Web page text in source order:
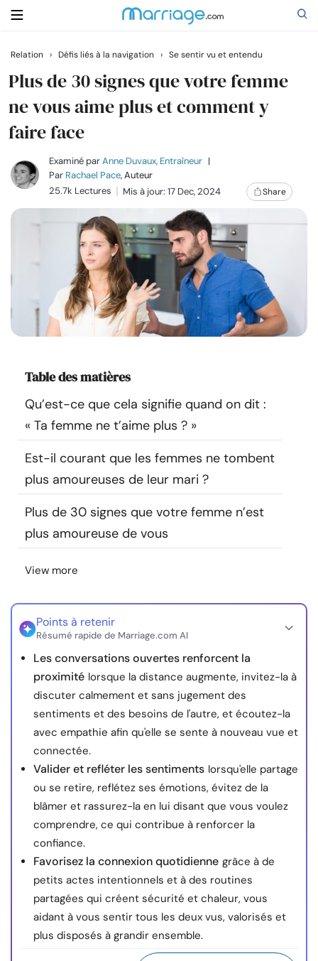
Rechercher
Se marier
Relations
Famille
Ressources
Communauté
Trouver un thérapeute
Langue
À propos de nous Contact Écrivez pour nous
Publicité avec
nous
Relation › Défis liés à la navigation › Se sentir vu et entendu
Plus de 30 signes que votre femme
ne vous aime plus et comment y
faire face
Examiné parAnne Duvaux, Entraîneur |
Par Rachael Pace, Auteur
25.7k Lectures
Mis à jour: 17 Dec, 2024 Share
Table des matières
Qu’est-ce que cela signifie quand on dit :
« Ta femme ne t’aime plus ? »
Est-il courant que les femmes ne tombent
plus amoureuses de leur mari ?
Plus de 30 signes que votre femme n’est
plus amoureuse de vous
View more
Points à retenir
Résumé rapide de Marriage.com AI
Les conversations ouvertes renforcent la
proximité lorsque la distance augmente, invitez-la à
discuter calmement et sans jugement des
sentiments et des besoins de l'autre, et écoutez-la
avec empathie afin qu'elle se sente à nouveau vue et
connectée.
Valider et refléter les sentiments lorsqu'elle partage
ou se retire, reflétez ses émotions, évitez de la
blâmer et rassurez-la en lui disant que vous voulez
comprendre, ce qui contribue à renforcer la
confiance.
Favorisez la connexion quotidienne grâce à de
petits actes intentionnels et à des routines
partagées qui créent sécurité et chaleur, vous
aidant à vous sentir tous les deux vus, valorisés et
plus disposés à grandir ensemble.